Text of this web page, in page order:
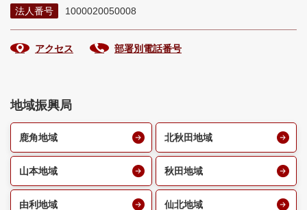
法人番号
1000020050008
アクセス 部署別電話番号
地域振興局
鹿角地域 北秋田地域
山本地域 秋田地域
由利地域 仙北地域